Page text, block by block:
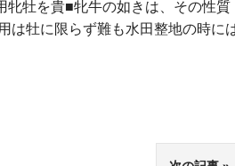
牡を貴■牝牛の如きは、その性質
は牡に限らず難も水田整地の時に